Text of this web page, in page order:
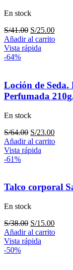
En stock
S/41.00 El
precio
original
S/25.00El
precio
Añadir al carrito
Vista rápida
-64%
Loción de
Perfumada
En stock
S/64.00 El
precio
original
S/23.00El
precio
Añadir al carrito
Vista rápida
-61%
Talco corporal
En stock
S/38.00 El
precio
original
S/15.00El
precio
Añadir al carrito
Vista rápida
-50%